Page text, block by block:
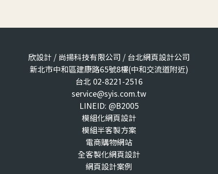
欣設計 / 尚揚科技有限公司 / 台北網頁設計公司
新北市中和區建康路65號8樓(中和交流道附近)
台北 02-8221-2516
service@syis.com.tw
LINEID: @B2005
模組化網頁設計
模組半客製方案
電商購物網站
全客製化網頁設計
網頁設計案例